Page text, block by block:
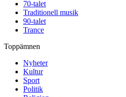
70-talet
Traditionell musik
90-talet
Trance
Toppämnen
Nyheter
Kultur
Sport
Politik